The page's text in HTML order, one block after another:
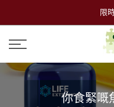
到
內
容
限
你食緊嘅